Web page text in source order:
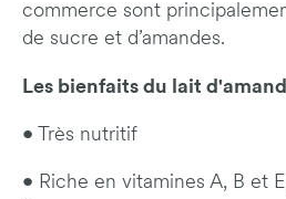
commerce sont
de sucre et d’amandes.
Les bienfaits du lait
• Très nutritif
• Riche en vitamines A, B et